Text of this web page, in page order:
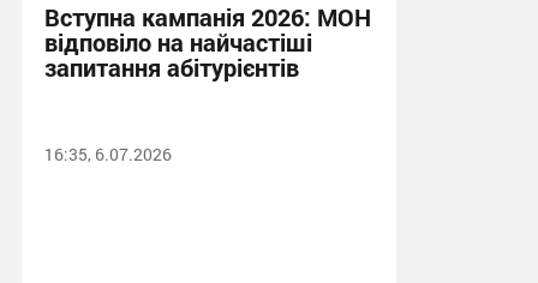
Вступна кампанія 2026: МОН
відповіло на найчастіші
запитання абітурієнтів
16:35, 6.07.2026